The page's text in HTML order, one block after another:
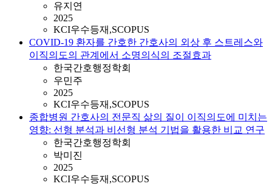
유지연
2025
KCI우수등재,SCOPUS
COVID-19 환자를 간호한 간호사의 외상 후 스트레스와
이직의도의 관계에서 소명의식의 조절효과
한국간호행정학회
우민주
2025
KCI우수등재,SCOPUS
종합병원 간호사의 전문직 삶의 질이 이직의도에 미치는
영향: 선형 분석과 비선형 분석 기법을 활용한 비교 연구
한국간호행정학회
박미진
2025
KCI우수등재,SCOPUS